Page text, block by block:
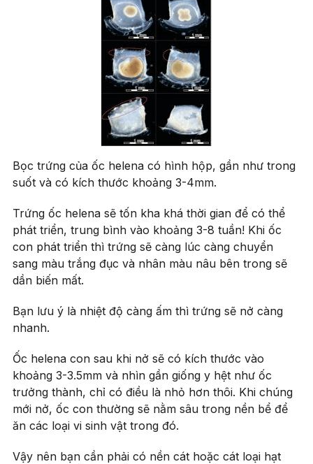
Bọc trứng của ốc helena có hình hộp, gần như trong
suốt và có kích thước khoảng 3-4mm.
Trứng ốc helena sẽ tốn kha khá thời gian để có thể
phát triển, trung bình vào khoảng 3-8 tuần! Khi ốc
con phát triển thì trứng sẽ càng lúc càng chuyển
sang màu trắng đục và nhân màu nâu bên trong sẽ
dần biến mất.
Bạn lưu ý là nhiệt độ càng ấm thì trứng sẽ nở càng
nhanh.
Ốc helena con sau khi nở sẽ có kích thước vào
khoảng 3-3.5mm và nhìn gần giống y hệt như ốc
trưởng thành, chỉ có điều là nhỏ hơn thôi. Khi chúng
mới nở, ốc con thường sẽ nằm sâu trong nền bể để
ăn các loại vi sinh vật trong đó.
Vậy nên bạn cần phải có nền cát hoặc cát loại hạt